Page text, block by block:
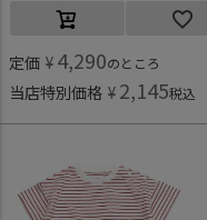
定価 ¥ 4,290のところ
当店特別価格 ¥ 2,145税込